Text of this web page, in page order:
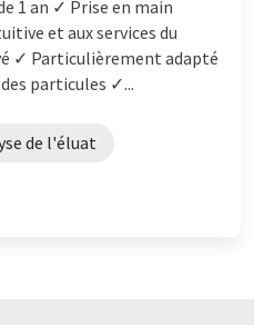
1 an ✓ Prise en main
et aux services du
✓ Particulièrement adapté
particules ✓...
de l'éluat